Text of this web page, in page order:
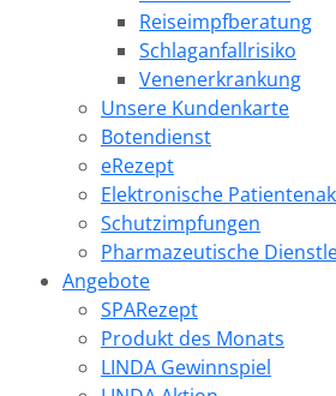
Reiseimpfberatung
Schlaganfallrisiko
Venenerkrankung
Unsere Kundenkarte
Botendienst
eRezept
Elektronische
Schutzimpfungen
Pharmazeutische
Angebote
SPARezept
Produkt des Monats
LINDA Gewinnspiel